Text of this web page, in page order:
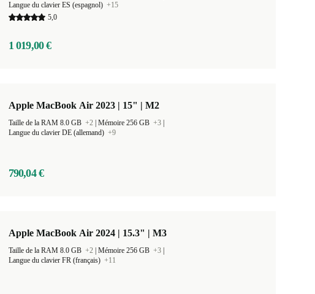
Langue du clavier ES (espagnol) +15
5,0
1 019,00 €
Apple MacBook Air 2023 | 15" | M2
Taille de la RAM 8.0 GB +2 Mémoire 256 GB +3
Langue du clavier DE (allemand) +9
790,04 €
Apple MacBook Air 2024 | 15.3" | M3
Taille de la RAM 8.0 GB +2 Mémoire 256 GB +3
Langue du clavier FR (français) +11